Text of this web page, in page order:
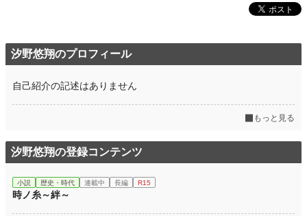
汐野悠翔のプロフィール
自己紹介の記述はありません
もっと見る
汐野悠翔の登録コンテンツ
小説 歴史・時代 連載中 長編 R15
時ノ糸～絆～